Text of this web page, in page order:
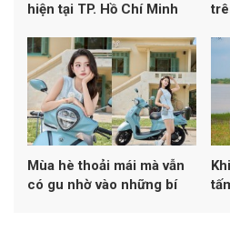
hiện tại TP. Hồ Chí Minh
Mùa hè thoải mái mà vẫn
có gu nhờ vào những bí